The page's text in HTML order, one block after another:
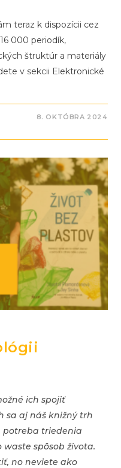
teraz k dispozícii cez
000 periodík,
štruktúr a materiály
v sekcii Elektronické
8. OKTÓBRA 2024
ich spojiť
sa aj náš knižný trh
potreba triedenia
spôsob života.
no neviete ako